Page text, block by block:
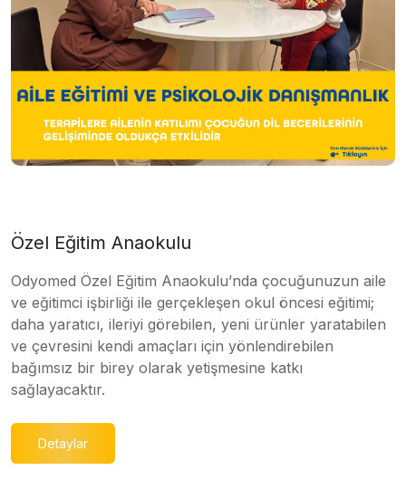
Özel Eğitim Anaokulu
Odyomed Özel Eğitim Anaokulu’nda çocuğunuzun aile
ve eğitimci işbirliği ile gerçekleşen okul öncesi eğitimi;
daha yaratıcı, ileriyi görebilen, yeni ürünler yaratabilen
ve çevresini kendi amaçları için yönlendirebilen
bağımsız bir birey olarak yetişmesine katkı
sağlayacaktır.
Detaylar